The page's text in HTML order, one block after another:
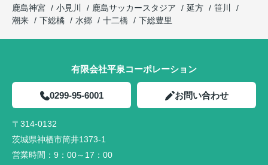
鹿島神宮
小見川 鹿島サッカースタジア 延方
笹川
潮来
下総橘 水郷 十二橋 下総豊里
有限会社平泉コーポレーション
0299-95-6001 お問い合わせ
〒314-0132
茨城県神栖市筒井1373-1
営業時間： 9：00～17：00